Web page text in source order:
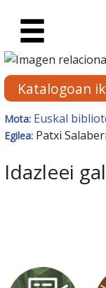
Eskuratu
Katalogoan
Mota: Euskal
Egilea: Patxi
Idazleei